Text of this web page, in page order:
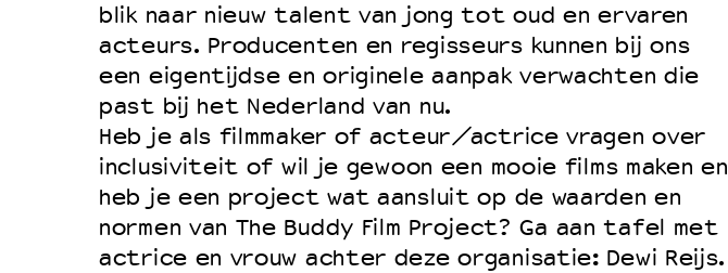
blik naar nieuw talent van jong tot oud en ervaren
acteurs. Producenten en regisseurs kunnen bij ons
een eigentijdse en originele aanpak verwachten die
past bij het Nederland van nu.
Heb je als filmmaker of acteur/actrice vragen over
inclusiviteit of wil je gewoon een mooie films maken en
heb je een project wat aansluit op de waarden en
normen van The Buddy Film Project? Ga aan tafel met
actrice en vrouw achter deze organisatie: Dewi Reijs.